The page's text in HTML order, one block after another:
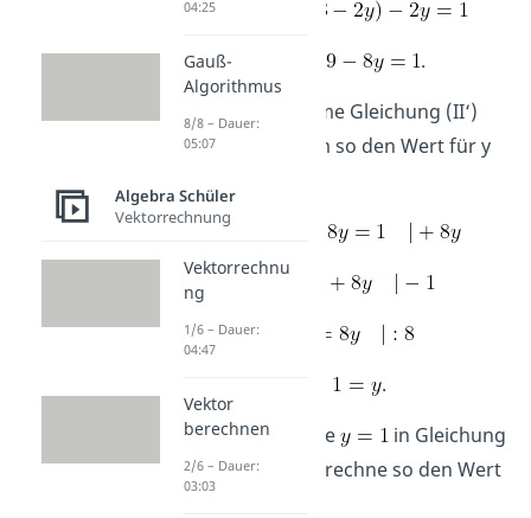
(II‘)
.
Forme Gleichung (II‘)
nach y um, um so den Wert für y
.
Schritt 4:
Setze
in Gleichung
(I‘) ein und berechne so den Wert
04:25
Gauß-
Algorithmus
8/8 – Dauer:
05:07
Algebra Schüler
Vektorrechnung
Vektorrechnu
ng
1/6 – Dauer:
04:47
Vektor
berechnen
2/6 – Dauer:
03:03